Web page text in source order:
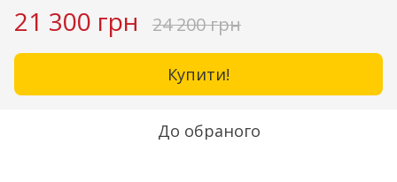
21 300 грн 24 200 грн
Купити!
До обраного